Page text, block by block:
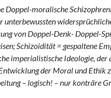
Doppel-moralische
unterbewussten
von Doppel-Denk- Doppel-
Schizoidität = gespaltene
imperialistische Ideologie,
der Moral und Ethik
– logisch! – nur konträre